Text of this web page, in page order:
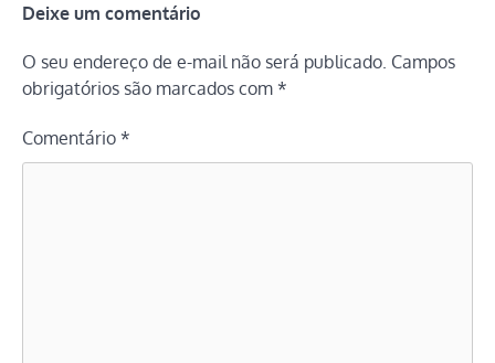
Deixe um comentário
O seu endereço de e-mail não será publicado. Campos
obrigatórios são marcados com *
Comentário *